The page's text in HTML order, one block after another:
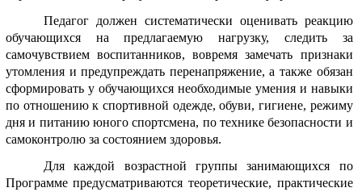
Педагог должен систематически оценивать реакцию
обучающихся на предлагаемую нагрузку, следить за
самочувствием воспитанников, вовремя замечать признаки
утомления и предупреждать перенапряжение, а также обязан
сформировать у обучающихся необходимые умения и навыки
по отношению к спортивной одежде, обуви, гигиене, режиму
дня и питанию юного спортсмена, по технике безопасности и
самоконтролю за состоянием здоровья.
Для каждой возрастной группы занимающихся по
Программе предусматриваются теоретические, практические